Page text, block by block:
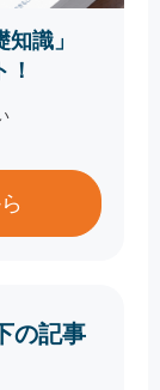
識」
の記事